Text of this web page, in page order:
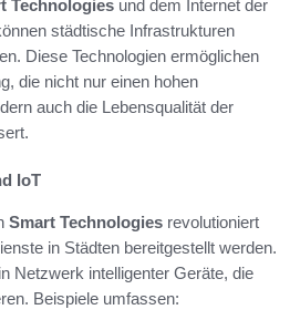
Technologies und dem Internet der
städtische Infrastrukturen
Diese Technologien ermöglichen
die nicht nur einen hohen
auch die Lebensqualität der
IoT
Smart Technologies revolutioniert
in Städten bereitgestellt werden.
Netzwerk intelligenter Geräte, die
Beispiele umfassen: